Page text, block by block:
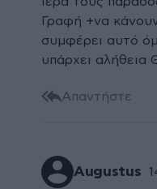
Γραφή +να
συμφέρει αυτό
υπάρχει αλήθεια
Απαντήστε
Augustus